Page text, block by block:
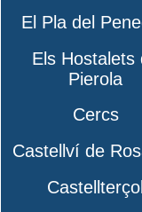
El Pla del
Els Hostalets
Pierola
Cercs
Castellví de
Castellterçol